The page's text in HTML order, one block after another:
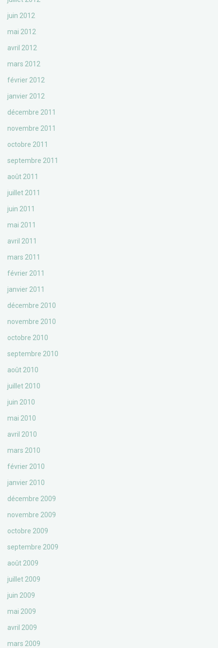
juin 2012
mai 2012
avril 2012
mars 2012
février 2012
janvier 2012
décembre 2011
novembre 2011
octobre 2011
septembre 2011
août 2011
juillet 2011
juin 2011
mai 2011
avril 2011
mars 2011
février 2011
janvier 2011
décembre 2010
novembre 2010
octobre 2010
septembre 2010
août 2010
juillet 2010
juin 2010
mai 2010
avril 2010
mars 2010
février 2010
janvier 2010
décembre 2009
novembre 2009
octobre 2009
septembre 2009
août 2009
juillet 2009
juin 2009
mai 2009
avril 2009
mars 2009